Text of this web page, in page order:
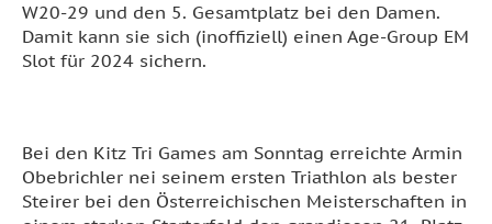
W20-29 und den 5. Gesamtplatz bei den Damen.
Damit kann sie sich (inoffiziell) einen Age-Group EM
Slot für 2024 sichern.
Bei den Kitz Tri Games am Sonntag erreichte Armin
Obebrichler nei seinem ersten Triathlon als bester
Steirer bei den Österreichischen Meisterschaften in